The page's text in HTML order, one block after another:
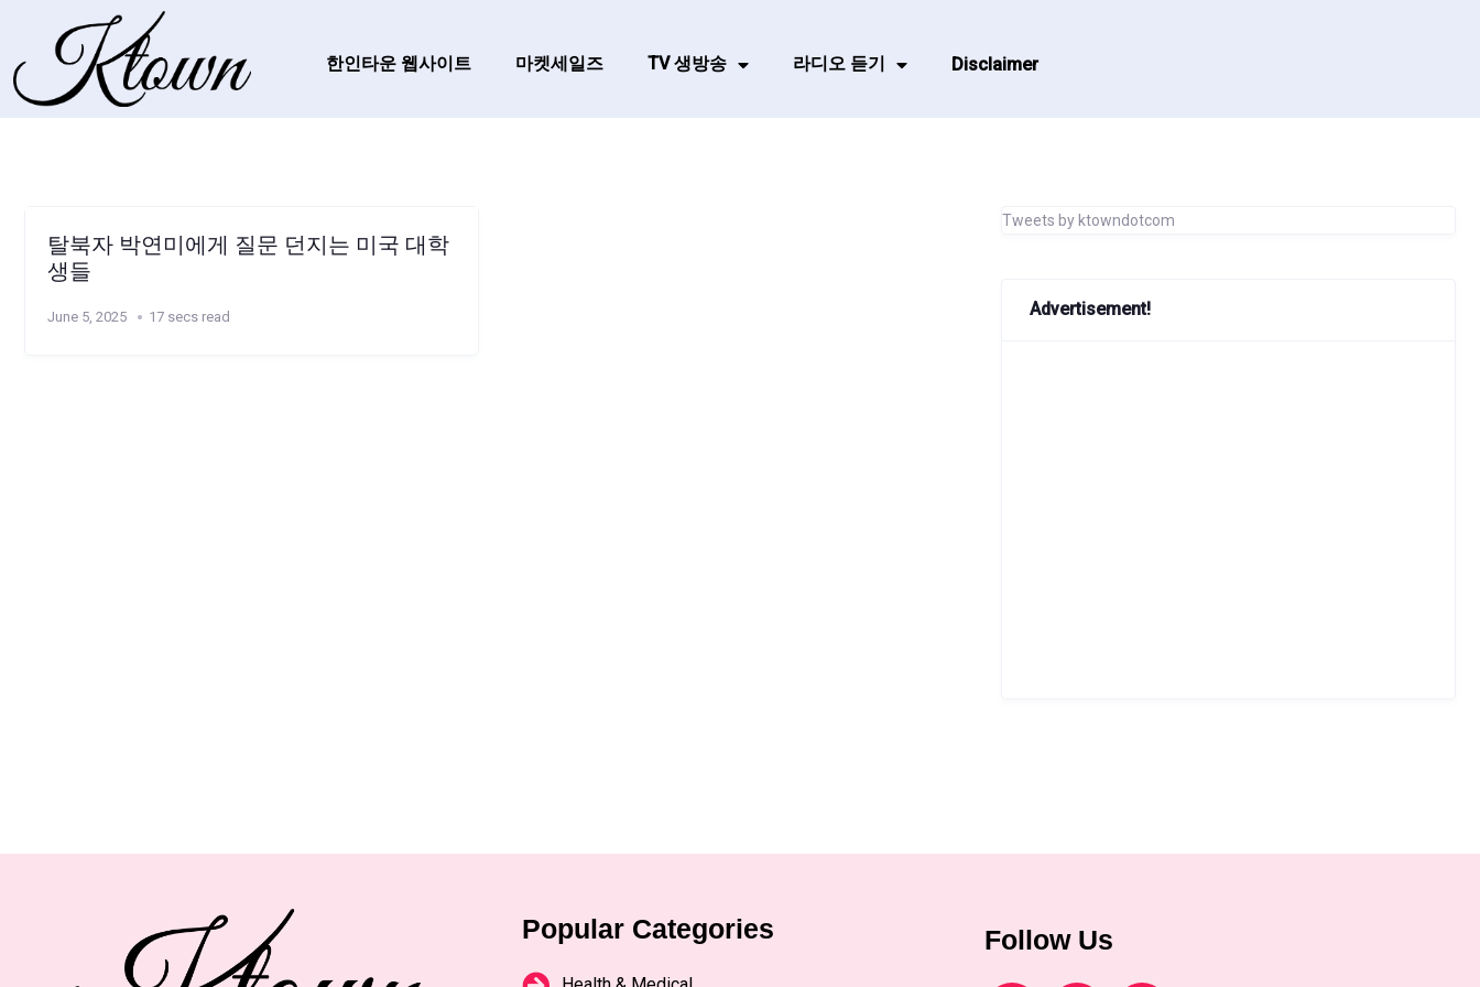
한인타운 웹사이트 마켓세일즈 TV 생방송 라디오 듣기 Disclaimer
탈북자 박연미에게 질문 던지는 미국 대학
생들
June 5, 2025 17 secs read
Tweets by ktowndotcom
Advertisement!
Popular Categories Follow Us